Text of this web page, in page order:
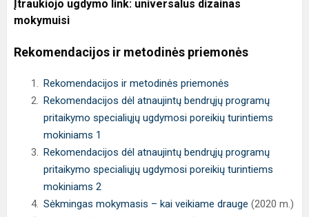
Įtraukiojo ugdymo link: universalus dizainas
mokymuisi
Rekomendacijos ir metodinės priemonės
Rekomendacijos ir metodinės priemonės
Rekomendacijos dėl atnaujintų bendrųjų programų
pritaikymo specialiųjų ugdymosi poreikių turintiems
mokiniams 1
Rekomendacijos dėl atnaujintų bendrųjų programų
pritaikymo specialiųjų ugdymosi poreikių turintiems
mokiniams 2
Sėkmingas mokymasis – kai veikiame drauge (2020 m.)